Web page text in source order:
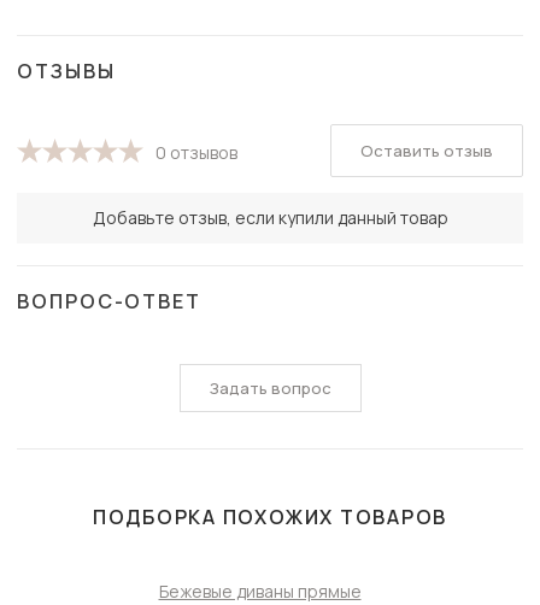
ОТЗЫВЫ
0 отзывов
Добавьте отзыв, если купили данный товар
Оставить отзыв
ВОПРОС-ОТВЕТ
Задать вопрос
ПОДБОРКА ПОХОЖИХ ТОВАРОВ
Бежевые диваны прямые